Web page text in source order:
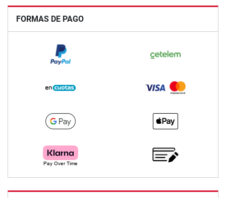
FORMAS DE PAGO